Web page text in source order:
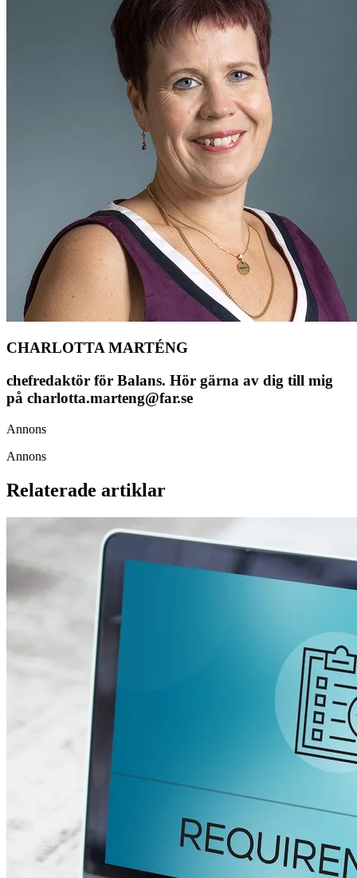
CHARLOTTA MARTÉNG
chefredaktör för Balans. Hör gärna av dig till mig
på charlotta.marteng@far.se
Annons
Annons
Relaterade artiklar